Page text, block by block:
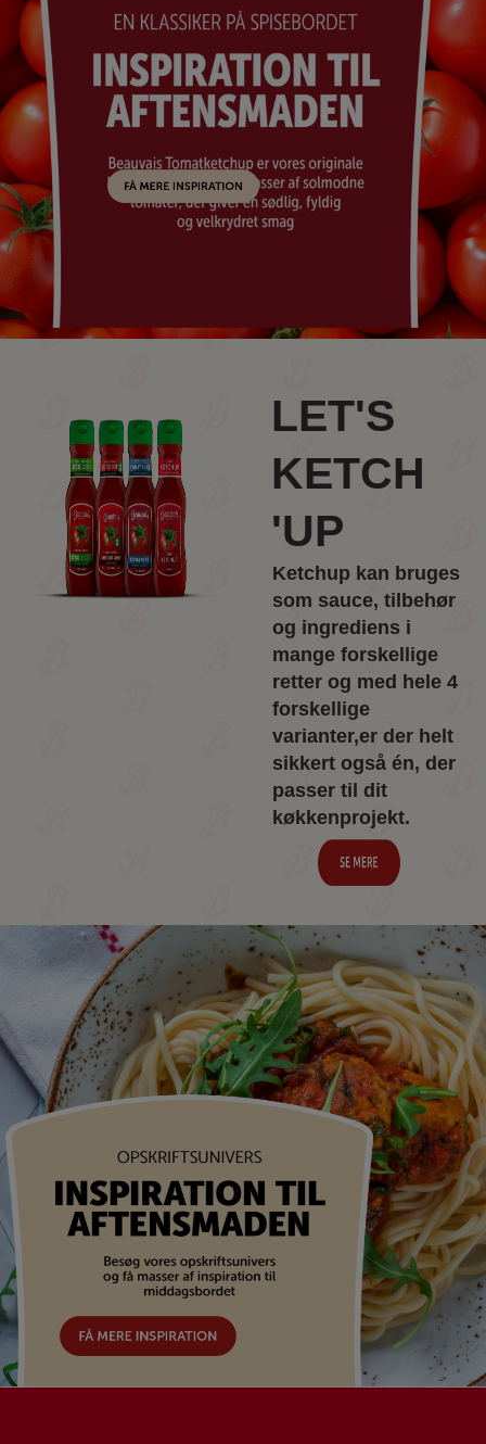
LET'S
KETCH
'UP
Ketchup kan bruges
som sauce, tilbehør
og ingrediens i
mange forskellige
retter og med hele 4
forskellige
varianter,er der helt
sikkert også én, der
passer til dit
køkkenprojekt.